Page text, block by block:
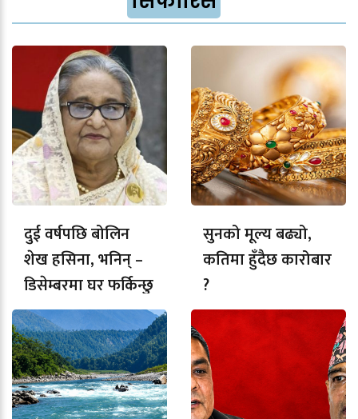
दुई वर्षपछि बोलिन
शेख हसिना, भनिन् –
डिसेम्बरमा घर फर्किन्छु
सुनको मूल्य बढ्यो,
कतिमा हुँदैछ कारोबार
?